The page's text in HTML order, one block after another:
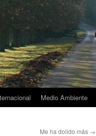
Medio Ambiente
Me ha dolido más →